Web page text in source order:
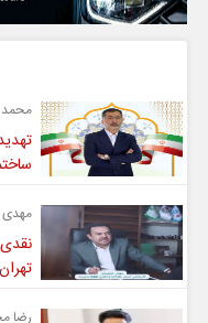
تهران
رضا